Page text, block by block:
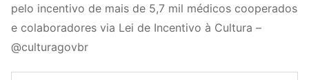
pelo incentivo de mais de 5,7 mil médicos cooperados
e colaboradores via Lei de Incentivo à Cultura –
@culturagovbr